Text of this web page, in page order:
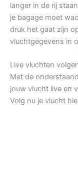
langer in de rij
je bagage moet
druk het gaat zijn
vluchtgegevens in
Live vluchten
Met de
jouw vlucht live en
Volg nu je vlucht